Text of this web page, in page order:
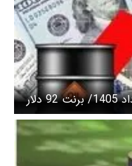
قیمت جهانی نفت امروز جمعه 8 خرداد 1405/ برنت 92 دلار